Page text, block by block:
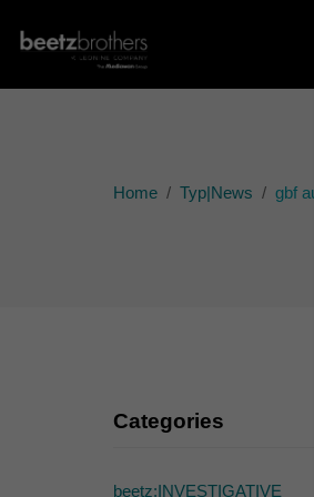
Home Typ|News gbf
Categories
beetz:INVESTIGATIVE